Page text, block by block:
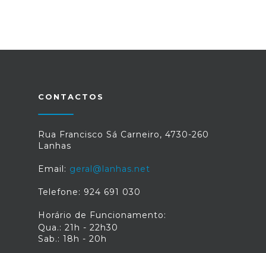
CONTACTOS
Rua Francisco Sá Carneiro, 4730-260
Lanhas
Email: geral@lanhas.net
Telefone: 924 691 030
Horário de Funcionamento:
Qua.: 21h - 22h30
Sab.: 18h - 20h